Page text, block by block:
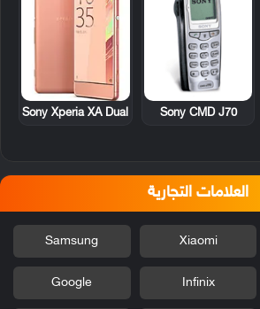
Sony CMD J70
Sony Xperia XA Dual
العلامات التجارية
Xiaomi
Samsung
Infinix
Google